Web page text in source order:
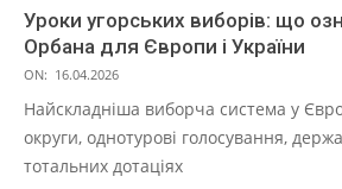
Уроки угорських виборів: що
Орбана для Європи і України
ON: 16.04.2026
Найскладніша виборча система у
округи, однотурові голосування,
тотальних дотаціях